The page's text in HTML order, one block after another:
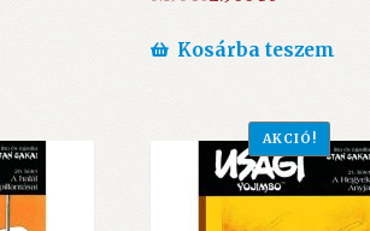
was:
is:
Kosárba teszem
AKCIÓ!